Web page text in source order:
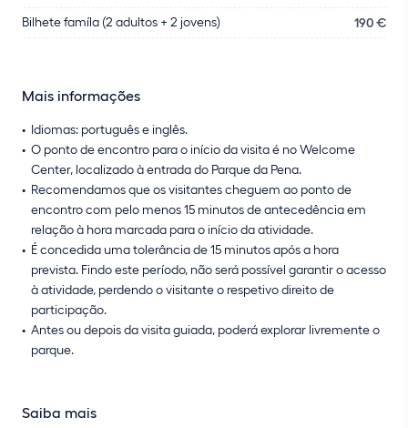
Bilhete famíla (2 adultos + 2 jovens)
190 €
Mais informações
Idiomas: português e inglês.
O ponto de encontro para o início da visita é no Welcome
Center, localizado à entrada do Parque da Pena.
Recomendamos que os visitantes cheguem ao ponto de
encontro com pelo menos 15 minutos de antecedência em
relação à hora marcada para o início da atividade.
É concedida uma tolerância de 15 minutos após a hora
prevista. Findo este período, não será possível garantir o acesso
à atividade, perdendo o visitante o respetivo direito de
participação.
Antes ou depois da visita guiada, poderá explorar livremente o
parque.
Saiba mais